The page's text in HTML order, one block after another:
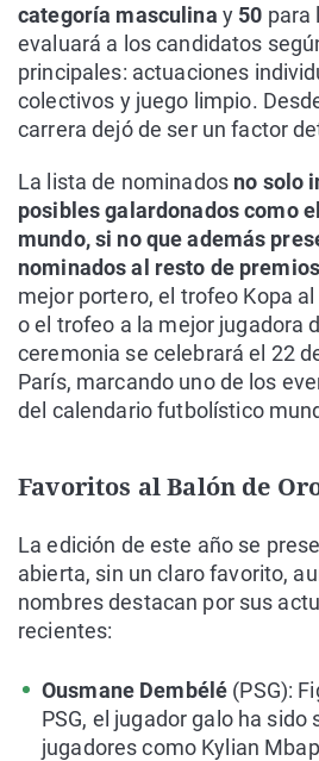
categoría masculina y 50 para
evaluará a los candidatos
principales: actuaciones
colectivos y juego limpio.
carrera dejó de ser un factor
La lista de nominados no solo
posibles galardonados como
mundo, si no que además
nominados al resto de premios
mejor portero, el trofeo Kopa
o el trofeo a la mejor jugadora
ceremonia se celebrará el 22
París, marcando uno de los
del calendario futbolístico
Favoritos al Balón de
La edición de este año se
abierta, sin un claro favorito,
nombres destacan por sus
recientes:
Ousmane Dembélé (PSG):
PSG, el jugador galo ha sido
jugadores como Kylian